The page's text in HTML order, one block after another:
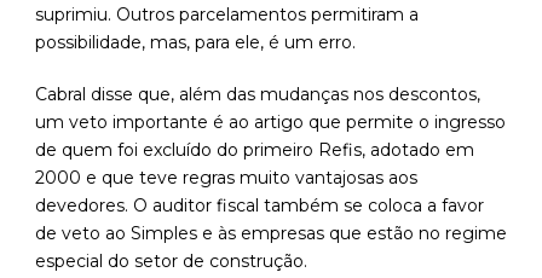
suprimiu. Outros parcelamentos permitiram a
possibilidade, mas, para ele, é um erro.
Cabral disse que, além das mudanças nos descontos,
um veto importante é ao artigo que permite o ingresso
de quem foi excluído do primeiro Refis, adotado em
2000 e que teve regras muito vantajosas aos
devedores. O auditor fiscal também se coloca a favor
de veto ao Simples e às empresas que estão no regime
especial do setor de construção.